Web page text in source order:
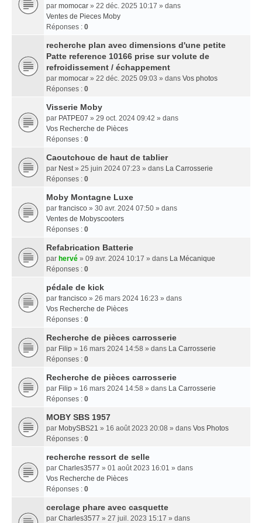
par momocar » 22 déc. 2025 10:17 » dans
Ventes de Pieces Moby
Réponses : 0
recherche plan avec dimensions d'une petite
Patte reference 10166 prise sur volute de
refroidissement / échappement
par momocar » 22 déc. 2025 09:03 » dans Vos photos
Réponses : 0
Visserie Moby
par PATPE07 » 29 oct. 2024 09:42 » dans
Vos Recherche de Pièces
Réponses : 0
Caoutchouc de haut de tablier
par Nest» 25 juin 2024 07:23 » dans La Carrosserie
Réponses : 0
Moby Montagne Luxe
par francisco » 30 avr. 2024 07:50 » dans
Ventes de Mobyscooters
Réponses : 0
Refabrication Batterie
par hervé » 09 avr. 2024 10:17 » dans La Mécanique
Réponses : 0
pédale de kick
par francisco » 26 mars 2024 16:23 » dans
Vos Recherche de Pièces
Réponses : 0
Recherche de pièces carrosserie
par Filip » 16 mars 2024 14:58 » dans La Carrosserie
Réponses : 0
Recherche de pièces carrosserie
par Filip » 16 mars 2024 14:58 » dans La Carrosserie
Réponses : 0
MOBY SBS 1957
par MobySBS21 » 16 août 2023 20:08 » dans Vos Photos
Réponses : 0
recherche ressort de selle
par Charles3577 » 01 août 2023 16:01 » dans
Vos Recherche de Pièces
Réponses : 0
cerclage phare avec casquette
par Charles3577 » 27 juil. 2023 15:17 » dans